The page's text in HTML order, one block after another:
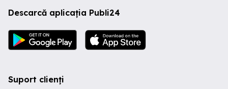
Descarcă aplicația Publi24
Suport clienți